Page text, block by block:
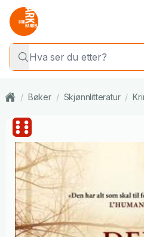
/ Bøker / Skjønnlitteratur /